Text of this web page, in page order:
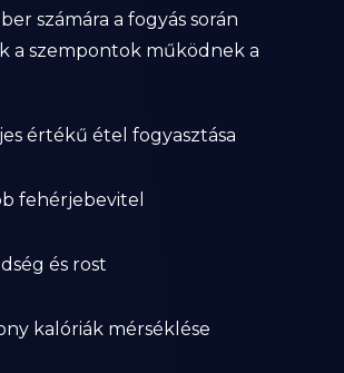
számára a fogyás során
a szempontok működnek a
értékű étel fogyasztása
fehérjebevitel
és rost
kalóriák mérséklése